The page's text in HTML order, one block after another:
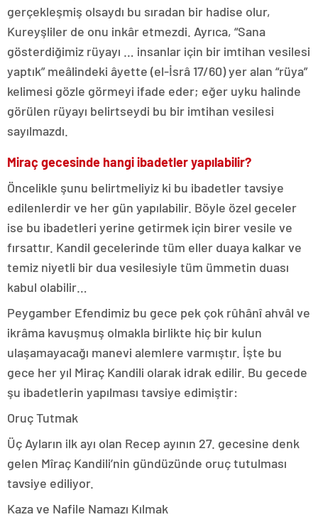
gerçekleşmiş olsaydı bu sıradan bir hadise olur,
Kureyşliler de onu inkâr etmezdi. Ayrıca, “Sana
gösterdiğimiz rüyayı … insanlar için bir imtihan vesilesi
yaptık” meâlindeki âyette (el-İsrâ 17/60) yer alan “rüya”
kelimesi gözle görmeyi ifade eder; eğer uyku halinde
görülen rüyayı belirtseydi bu bir imtihan vesilesi
sayılmazdı.
Miraç gecesinde hangi ibadetler yapılabilir?
Öncelikle şunu belirtmeliyiz ki bu ibadetler tavsiye
edilenlerdir ve her gün yapılabilir. Böyle özel geceler
ise bu ibadetleri yerine getirmek için birer vesile ve
fırsattır. Kandil gecelerinde tüm eller duaya kalkar ve
temiz niyetli bir dua vesilesiyle tüm ümmetin duası
kabul olabilir…
Peygamber Efendimiz bu gece pek çok rûhânî ahvâl ve
ikrâma kavuşmuş olmakla birlikte hiç bir kulun
ulaşamayacağı manevi alemlere varmıştır. İşte bu
gece her yıl Miraç Kandili olarak idrak edilir. Bu gecede
şu ibadetlerin yapılması tavsiye edimiştir:
Oruç Tutmak
Üç Ayların ilk ayı olan Recep ayının 27. gecesine denk
gelen Mîraç Kandili’nin gündüzünde oruç tutulması
tavsiye ediliyor.
Kaza ve Nafile Namazı Kılmak